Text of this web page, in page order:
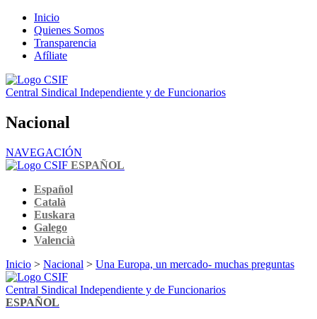
Inicio
Quienes Somos
Transparencia
Afíliate
Central Sindical Independiente y de Funcionarios
Nacional
NAVEGACIÓN
ESPAÑOL
Español
Català
Euskara
Galego
Valencià
Inicio > Nacional > Una Europa, un mercado- muchas preguntas
Central Sindical Independiente y de Funcionarios
ESPAÑOL